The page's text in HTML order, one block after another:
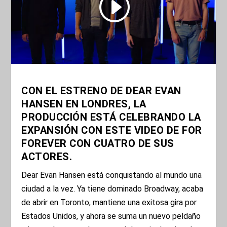
CON EL ESTRENO DE DEAR EVAN
HANSEN EN LONDRES, LA
PRODUCCIÓN ESTÁ CELEBRANDO LA
EXPANSIÓN CON ESTE VIDEO DE FOR
FOREVER CON CUATRO DE SUS
ACTORES.
Dear Evan Hansen está conquistando al mundo una
ciudad a la vez. Ya tiene dominado Broadway, acaba
de abrir en Toronto, mantiene una exitosa gira por
Estados Unidos, y ahora se suma un nuevo peldaño